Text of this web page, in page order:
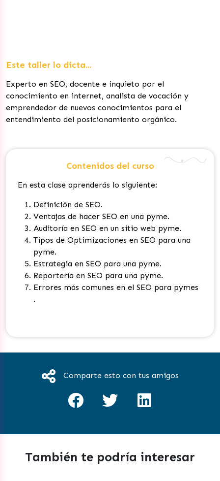
Este taller lo dicta...
Experto en SEO, docente e inquieto por el
conocimiento en internet, analista de vocación y
emprendedor de nuevos conocimientos para el
entendimiento del posicionamiento orgánico.
Contenidos del curso
En esta clase aprenderás lo siguiente:
Definición de SEO.
Ventajas de hacer SEO en una pyme.
Auditoría en SEO en un sitio web pyme.
Tipos de Optimizaciones en SEO para una
pyme.
Estrategia en SEO para una pyme.
Reportería en SEO para una pyme.
Errores más comunes en el SEO para pymes
.
Comparte esto con tus amigos
También te podría interesar